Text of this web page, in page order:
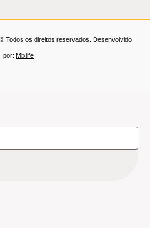
Todos os direitos reservados. Desenvolvido
por: Mixlife